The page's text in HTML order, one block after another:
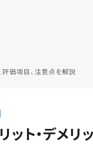
評価項目、注意点を解説
ト・デメリ